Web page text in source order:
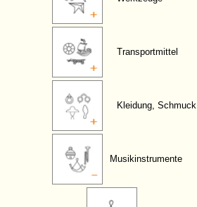
Transportmittel
Kleidung, Schmuck
Musikinstrumente